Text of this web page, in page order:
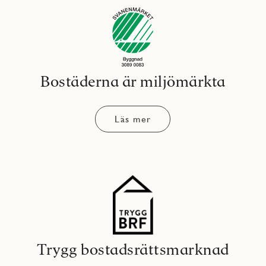
Bostäderna är miljömärkta
Läs mer
Trygg bostadsrättsmarknad